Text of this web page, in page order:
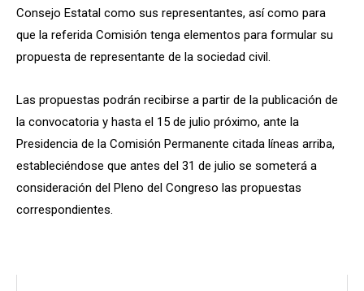
Consejo Estatal como sus representantes, así como para
que la referida Comisión tenga elementos para formular su
propuesta de representante de la sociedad civil.
Las propuestas podrán recibirse a partir de la publicación de
la convocatoria y hasta el 15 de julio próximo, ante la
Presidencia de la Comisión Permanente citada líneas arriba,
estableciéndose que antes del 31 de julio se someterá a
consideración del Pleno del Congreso las propuestas
correspondientes.